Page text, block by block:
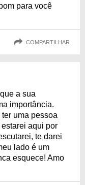
para você
COMPARTILHAR
a sua
importância.
uma pessoa
aqui por
te darei
lado é um
esquece! Amo